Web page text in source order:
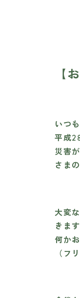
【
いつ
平成
災害
さま
大変
きます
何か
（フ